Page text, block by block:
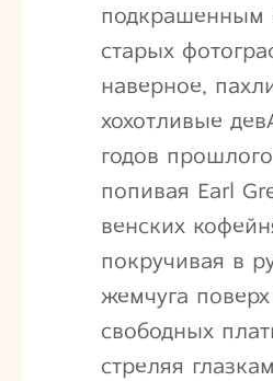
подкрашенным
старых
наверное,
хохотливые
годов
попивая Earl
венских
покручивая в
жемчуга
свободных
стреляя